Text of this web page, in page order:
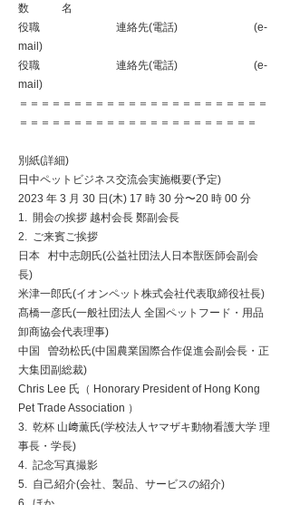
数 名
役職 連絡先(電話) (e-
mail)
役職 連絡先(電話) (e-
mail)
＝＝＝＝＝＝＝＝＝＝＝＝＝＝＝＝＝＝＝＝＝＝＝
＝＝＝＝＝＝＝＝＝＝＝＝＝＝＝＝＝＝＝＝＝＝
別紙(詳細)
⽇中ペットビジネス交流会実施概要(予定)
2023 年 3 ⽉ 30 ⽇(⽊) 17 時 30 分〜20 時 00 分
1. 開会の挨拶 越村会⻑ 鄭副会⻑
2. ご来賓ご挨拶
⽇本 村中志朗⽒(公益社団法⼈⽇本獣医師会副会
⻑)
⽶津⼀郎⽒(イオンペット株式会社代表取締役社⻑)
髙橋⼀彦⽒(⼀般社団法⼈ 全国ペットフード・⽤品
卸商協会代表理事)
中国 曽劲松⽒(中国農業国際合作促進会副会⻑・正
⼤集団副総裁)
Chris Lee ⽒（ Honorary President of Hong Kong
Pet Trade Association ）
3. 乾杯 ⼭﨑薫⽒(学校法⼈ヤマザキ動物看護⼤学 理
事⻑・学⻑)
4. 記念写真撮影
5. ⾃⼰紹介(会社、製品、サービスの紹介)